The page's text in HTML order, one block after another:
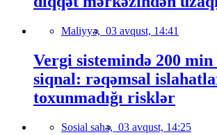
Maliyyə, 03 avqust, 14:41
Vergi sistemində 200 min
siqnal: rəqəmsal
toxunmadığı risklər
Sosial sahə, 03 avqust, 14:25